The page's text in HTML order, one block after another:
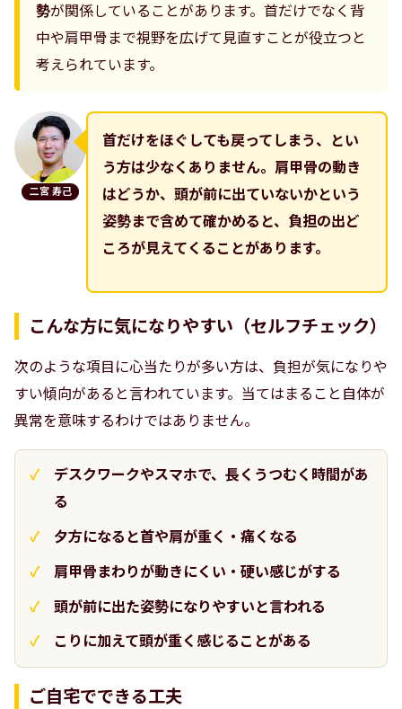
勢が関係していることがあります。首だけでなく背
中や肩甲骨まで視野を広げて見直すことが役立つと
考えられています。
二宮 寿己
首だけをほぐしても戻ってしまう、とい
う方は少なくありません。肩甲骨の動き
はどうか、頭が前に出ていないかという
姿勢まで含めて確かめると、負担の出ど
ころが見えてくることがあります。
こんな方に気になりやすい（セルフチェック）
次のような項目に心当たりが多い方は、負担が気になりや
すい傾向があると言われています。当てはまること自体が
異常を意味するわけではありません。
デスクワークやスマホで、長くうつむく時間があ
る
夕方になると首や肩が重く・痛くなる
肩甲骨まわりが動きにくい・硬い感じがする
頭が前に出た姿勢になりやすいと言われる
こりに加えて頭が重く感じることがある
ご自宅でできる工夫